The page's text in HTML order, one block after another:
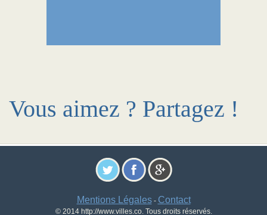
Vous aimez ? Partagez !
Mentions Légales- Contact
© 2014 http://www.villes.co. Tous droits réservés.